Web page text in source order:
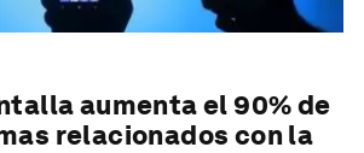
aumenta el 90% de
relacionados con la